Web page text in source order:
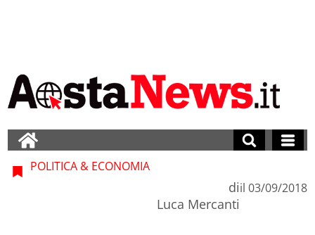
POLITICA & ECONOMIA
di
Luca Mercanti
il 03/09/2018